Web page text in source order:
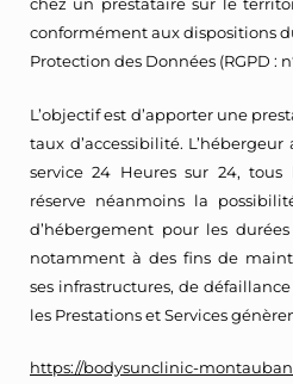
conformément aux dispositions
Protection des Données (RGPD :
L’objectif est d’apporter une
taux d’accessibilité.
service 24 Heures sur 24,
réserve néanmoins la
d’hébergement pour les
notamment à des fins de
ses infrastructures, de
les Prestations et Services
https://bodysunclinic-